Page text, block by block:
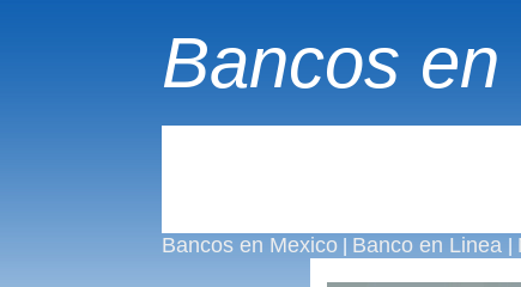
Bancos
Bancos en Mexico| Banco en Linea